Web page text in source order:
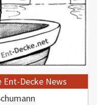
Ent-Decke News